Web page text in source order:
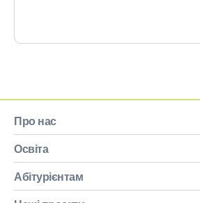
Про нас
Освіта
Абітурієнтам